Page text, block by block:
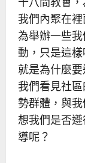
我們內聚在
為舉辦一些
動，只是這
就是為什麼
我們看見社
勢群體，與
想我們是否
導呢？